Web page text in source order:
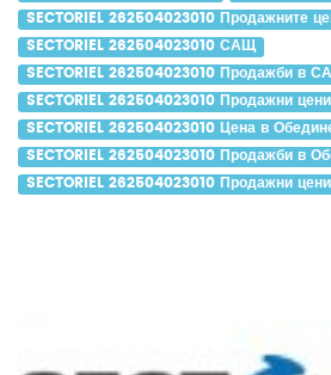
SECTORIEL 262504023010 Продажните
SECTORIEL 262504023010 САЩ
SECTORIEL 262504023010 Продажби в
SECTORIEL 262504023010 Продажни
SECTORIEL 262504023010 Цена в
SECTORIEL 262504023010 Продажби в
SECTORIEL 262504023010 Продажни